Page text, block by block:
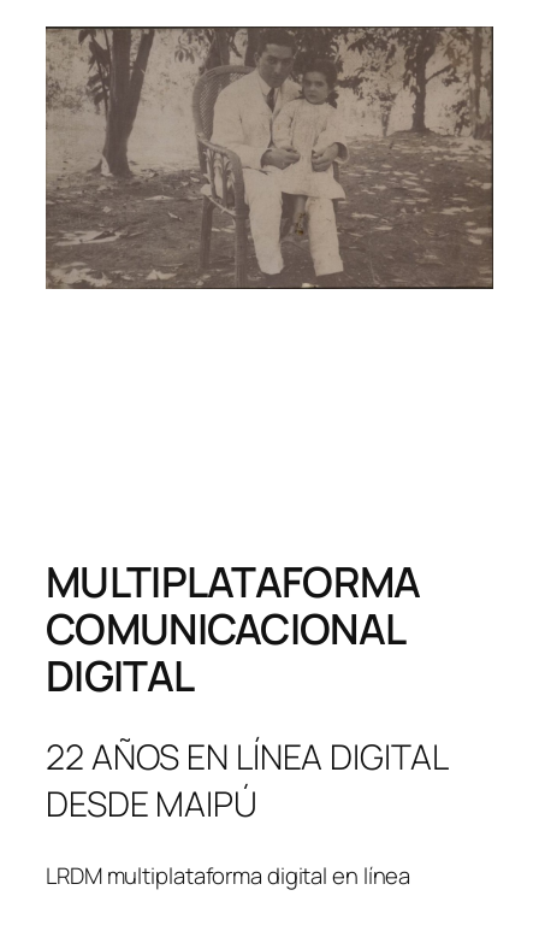
MULTIPLATAFORMA
COMUNICACIONAL
DIGITAL
22 AÑOS EN LÍNEA DIGITAL
DESDE MAIPÚ
LRDM multiplataforma digital en línea